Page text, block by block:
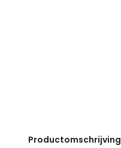
Productomschrijving